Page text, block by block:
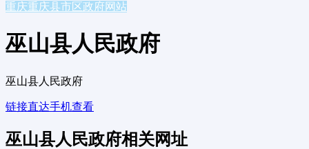
重庆重庆县市区政府网站
巫山县人民政府
巫山县人民政府
链接直达手机查看
巫山县人民政府相关网址